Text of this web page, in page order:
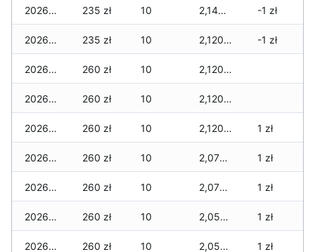
2026-02-20 235 zł 10 2,145 zł -1 zł
2026-02-19 235 zł 10 2,120 zł -1 zł
2026-02-18 260 zł 10 2,120 zł
2026-02-17 260 zł 10 2,120 zł
2026-02-16 260 zł 10 2,120 zł 1 zł
2026-02-15 260 zł 10 2,070 zł 1 zł
2026-02-14 260 zł 10 2,070 zł 1 zł
2026-02-13 260 zł 10 2,055 zł 1 zł
2026-02-12 260 zł 10 2,055 zł 1 zł